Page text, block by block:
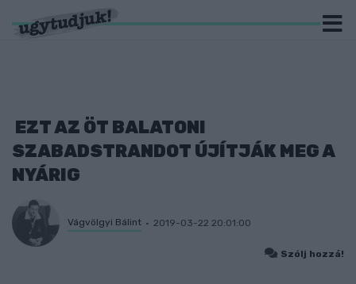
EZT AZ ÖT BALATONI
SZABADSTRANDOT ÚJÍTJÁK MEG A
NYÁRIG
Vágvölgyi Bálint 2019-03-22 20:01:00
Szólj hozzá!